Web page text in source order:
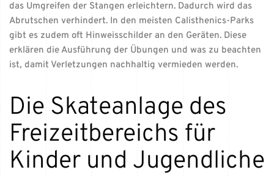
das Umgreifen der Stangen erleichtern. Dadurch wird das
Abrutschen verhindert. In den meisten Calisthenics-Parks
gibt es zudem oft Hinweisschilder an den Geräten. Diese
erklären die Ausführung der Übungen und was zu beachten
ist, damit Verletzungen nachhaltig vermieden werden.
Die Skateanlage des
Freizeitbereichs für
Kinder und Jugendliche